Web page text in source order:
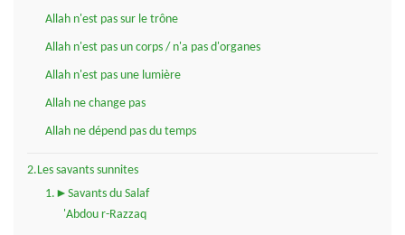
Allah n'est pas sur le trône
Allah n'est pas un corps / n'a pas d'organes
Allah n'est pas une lumière
Allah ne change pas
Allah ne dépend pas du temps
2.Les savants sunnites
1.►Savants du Salaf
'Abdou r-Razzaq